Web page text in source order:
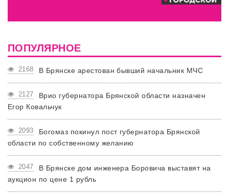
ПОПУЛЯРНОЕ
2168 В Брянске арестован бывший начальник МЧС
2127
Врио губернатора Брянской области назначен
Егор Ковальчук
2093
Богомаз покинул пост губернатора Брянской
области по собственному желанию
2047
В Брянске дом инженера Боровича выставят на
аукцион по цене 1 рубль